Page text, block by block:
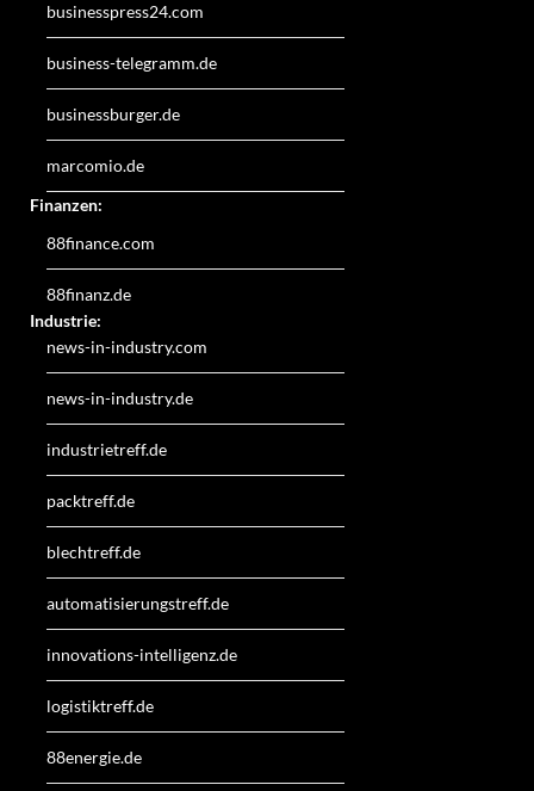
businesspress24.com
business-telegramm.de
businessburger.de
marcomio.de
Finanzen:
88finance.com
88finanz.de
Industrie:
news-in-industry.com
news-in-industry.de
industrietreff.de
packtreff.de
blechtreff.de
automatisierungstreff.de
innovations-intelligenz.de
logistiktreff.de
88energie.de